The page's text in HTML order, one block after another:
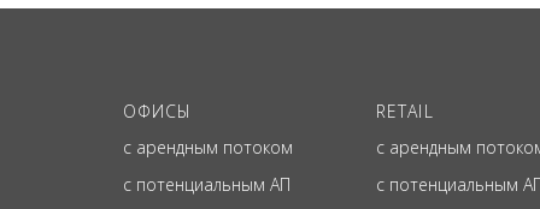
ОФИСЫ
с арендным потоком
с потенциальным АП
RETAIL
с арендным
с потенциальным